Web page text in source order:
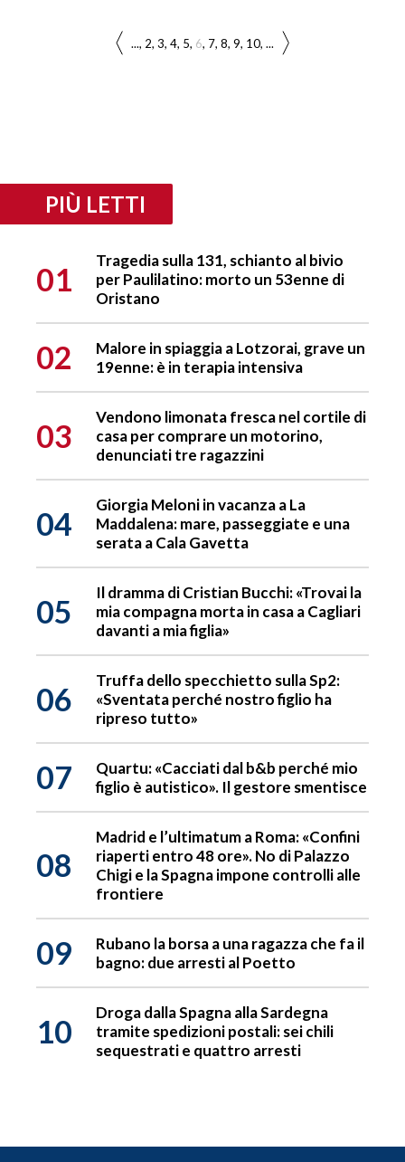
... 2 3 4 5 6 7 8 9 10 ...
PIÙ LETTI
01
Tragedia sulla 131, schianto al bivio
per Paulilatino: morto un 53enne di
Oristano
02
Malore in spiaggia a Lotzorai, grave un
19enne: è in terapia intensiva
03
Vendono limonata fresca nel cortile di
casa per comprare un motorino,
denunciati tre ragazzini
04
Giorgia Meloni in vacanza a La
Maddalena: mare, passeggiate e una
serata a Cala Gavetta
05
Il dramma di Cristian Bucchi: «Trovai la
mia compagna morta in casa a Cagliari
davanti a mia figlia»
06
Truffa dello specchietto sulla Sp2:
«Sventata perché nostro figlio ha
ripreso tutto»
07
Quartu: «Cacciati dal b&b perché mio
figlio è autistico». Il gestore smentisce
08
Madrid e l’ultimatum a Roma: «Confini
riaperti entro 48 ore». No di Palazzo
Chigi e la Spagna impone controlli alle
frontiere
09
Rubano la borsa a una ragazza che fa il
bagno: due arresti al Poetto
10
Droga dalla Spagna alla Sardegna
tramite spedizioni postali: sei chili
sequestrati e quattro arresti